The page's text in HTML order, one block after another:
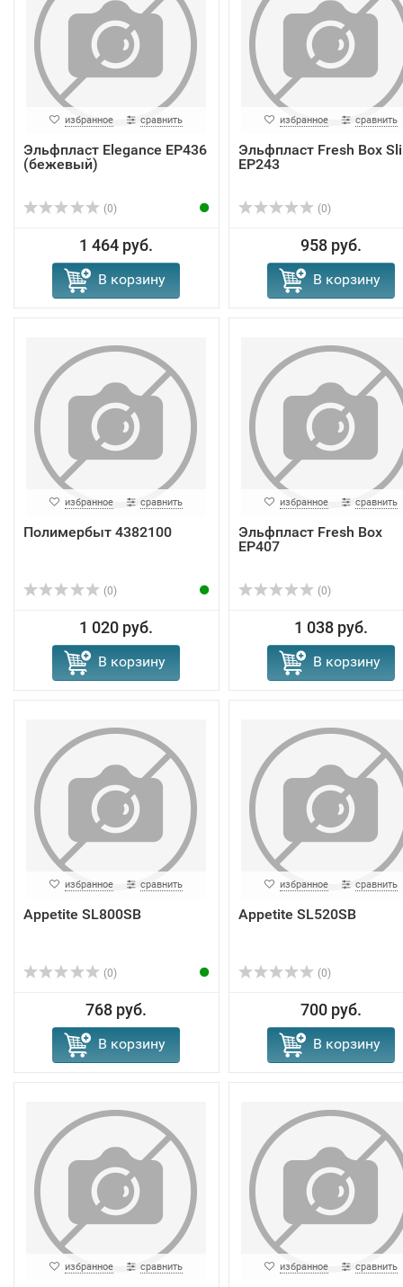
избранное сравнить
Эльфпласт Elegance EP436
(бежевый)
(0)
1 464 руб.
В корзину
избранное сравнить
Эльфпласт Fresh Box
EP243
(0)
958 руб.
В корзину
избранное сравнить
Полимербыт 4382100
(0)
1 020 руб.
В корзину
избранное сравнить
Эльфпласт Fresh Box
EP407
(0)
1 038 руб.
В корзину
избранное сравнить
Appetite SL800SB
(0)
768 руб.
В корзину
избранное сравнить
Appetite SL520SB
(0)
700 руб.
В корзину
избранное сравнить избранное сравнить